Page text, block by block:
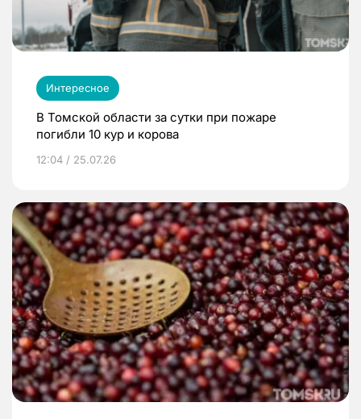
Интересное
В Томской области за сутки при пожаре
погибли 10 кур и корова
12:04 / 25.07.26